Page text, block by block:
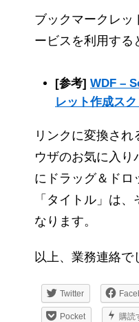
ブックマークレッ
ービスを利用する
[参考] WDF –
レット作成スク
リンクに変換され
ウザのお気に入り
にドラッグ＆ドロ
「タイトル」は
なります。
以上、業務連絡で
Twitter
Pocket 購読